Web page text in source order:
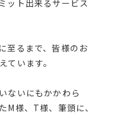
ット出来るサービス
至るまで、皆様のお
ています。
ないにもかかわら
M様、T様、筆頭に、